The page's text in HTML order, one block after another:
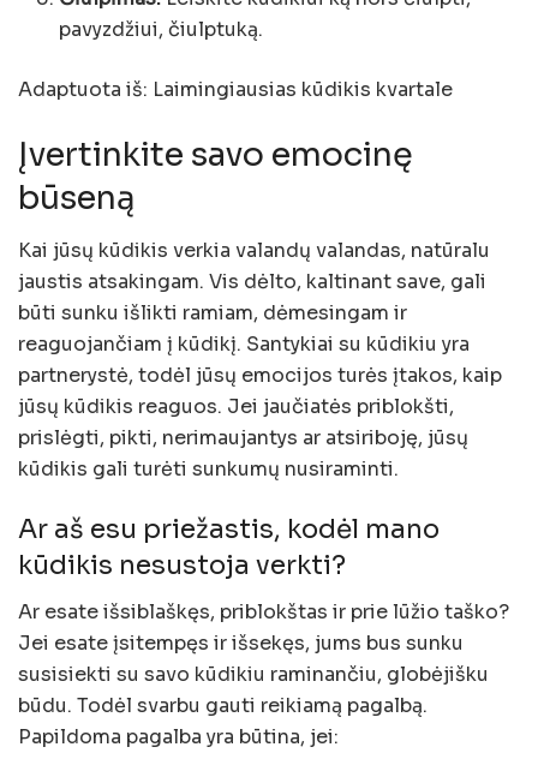
pavyzdžiui, čiulptuką.
Adaptuota iš: Laimingiausias kūdikis kvartale
Įvertinkite savo emocinę
būseną
Kai jūsų kūdikis verkia valandų valandas, natūralu
jaustis atsakingam. Vis dėlto, kaltinant save, gali
būti sunku išlikti ramiam, dėmesingam ir
reaguojančiam į kūdikį. Santykiai su kūdikiu yra
partnerystė, todėl jūsų emocijos turės įtakos, kaip
jūsų kūdikis reaguos. Jei jaučiatės priblokšti,
prislėgti, pikti, nerimaujantys ar atsiriboję, jūsų
kūdikis gali turėti sunkumų nusiraminti.
Ar aš esu priežastis, kodėl mano
kūdikis nesustoja verkti?
Ar esate išsiblaškęs, priblokštas ir prie lūžio taško?
Jei esate įsitempęs ir išsekęs, jums bus sunku
susisiekti su savo kūdikiu raminančiu, globėjišku
būdu. Todėl svarbu gauti reikiamą pagalbą.
Papildoma pagalba yra būtina, jei: